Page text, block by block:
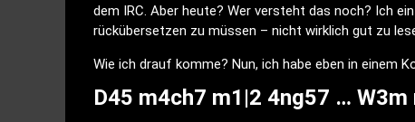
dem IRC. Aber heute? Wer versteht das noch? Ich
rückübersetzen zu müssen – nicht wirklich gut zu
Wie ich drauf komme? Nun, ich habe eben in einem
D45 m4ch7 m1|2 4ng57 … W3m